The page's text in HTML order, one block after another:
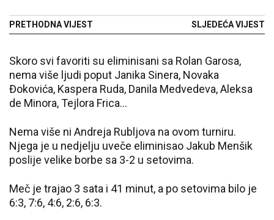
PRETHODNA VIJEST SLJEDEĆA VIJEST
Skoro svi favoriti su eliminisani sa Rolan Garosa,
nema više ljudi poput Janika Sinera, Novaka
Đokovića, Kaspera Ruda, Danila Medvedeva, Aleksa
de Minora, Tejlora Frica...
Nema više ni Andreja Rubljova na ovom turniru.
Njega je u nedjelju uveče eliminisao Jakub Menšik
poslije velike borbe sa 3-2 u setovima.
Meč je trajao 3 sata i 41 minut, a po setovima bilo je
6:3, 7:6, 4:6, 2:6, 6:3.